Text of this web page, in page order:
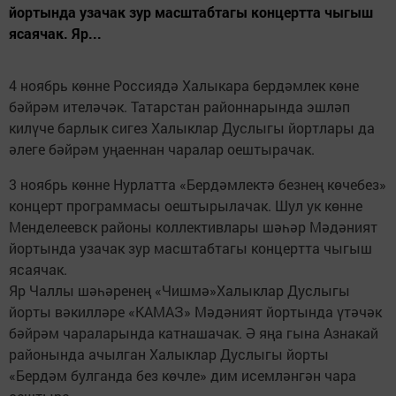
йортында узачак зур масштабтагы концертта чыгыш
ясаячак. Яр...
4 ноябрь көнне Россиядә Халыкара бердәмлек көне
бәйрәм ителәчәк. Татарстан районнарында эшләп
килүче барлык сигез Халыклар Дуслыгы йортлары да
әлеге бәйрәм уңаеннан чаралар оештырачак.
3 ноябрь көнне Нурлатта «Бердәмлектә безнең көчебез»
концерт программасы оештырылачак. Шул ук көнне
Менделеевск районы коллективлары шәһәр Мәдәният
йортында узачак зур масштабтагы концертта чыгыш
ясаячак.
Яр Чаллы шәһәренең «Чишмә»Халыклар Дуслыгы
йорты вәкилләре «КАМАЗ» Мәдәният йортында үтәчәк
бәйрәм чараларында катнашачак. Ә яңа гына Азнакай
районында ачылган Халыклар Дуслыгы йорты
«Бердәм булганда без көчле» дим исемләнгән чара